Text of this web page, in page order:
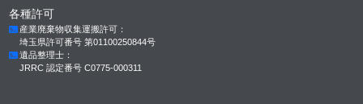
各種許可
産業廃棄物収集運搬許可：
埼玉県許可番号 第01100250844号
遺品整理士：
JRRC 認定番号 C0775-000311